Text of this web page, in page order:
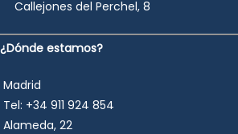
Callejones del Perchel, 8
¿Dónde estamos?
Madrid
Tel: +34 911 924 854
Alameda, 22